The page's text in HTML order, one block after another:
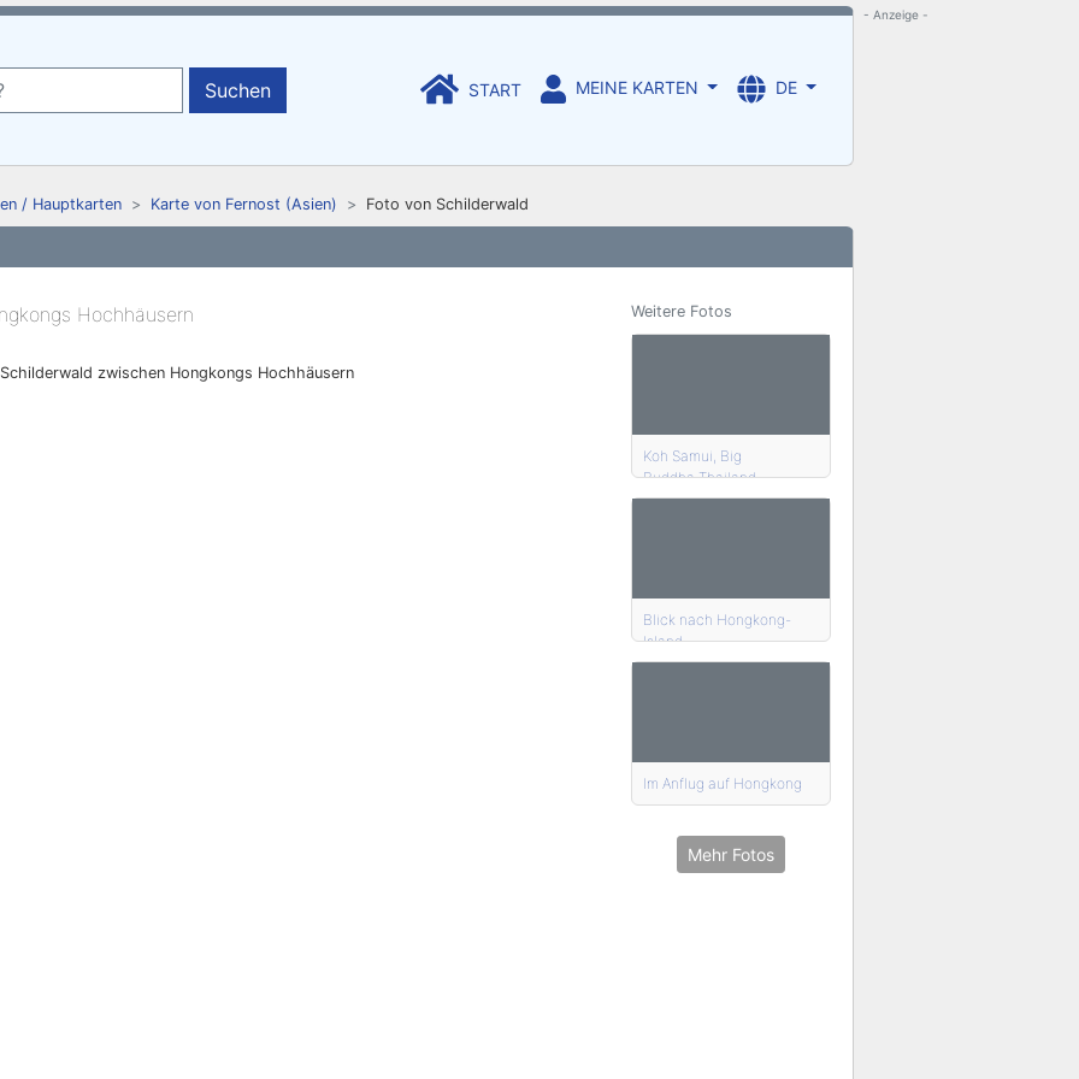
Suchen START MEINE KARTEN DE
/ Hauptkarten Karte von Fernost (Asien) Foto von Schilderwald
Schilderwald zwischen Hongkongs Hochhäusern
Weitere Fotos
Koh Samui, Big
Buddha,Thailand
Blick nach Hongkong-
Island
Im Anflug auf Hongkong
Mehr Fotos
- Anzeige -